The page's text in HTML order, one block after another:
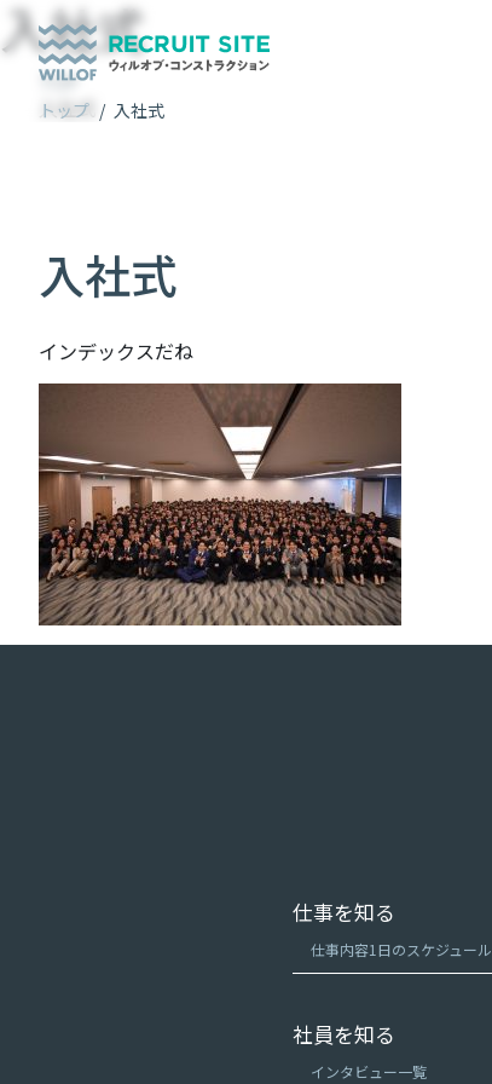
トップ / 入社式
入社式
TOP
入社式
入社式
インデックスだね
仕事を知る
仕事内容1日のスケジュール
社員を知る
インタビュー一覧